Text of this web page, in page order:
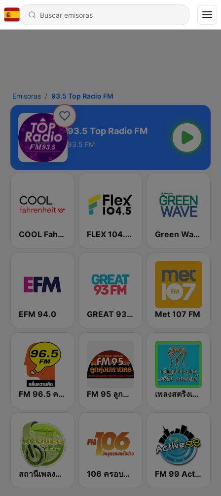
Emisoras 93.5 Top Radio FM
93.5 Top Radio FM
93.5 FM
COOL Fahrenheit 93 FM FLEX 104.5 FM Green Wave 106.5 FM
EFM 94.0 GREAT 93 | ONLINE Met 107 FM
FM 96.5 คลื่นความคิด Thinking Radio FM 95 ลูกทุ่งมหานคร อสมท เพลงสตริงเก่า Eingdoi Radio
สถานีเพลงสตริง Request Radio 106 ครอบครัวข่าว FM 99 Active Radio